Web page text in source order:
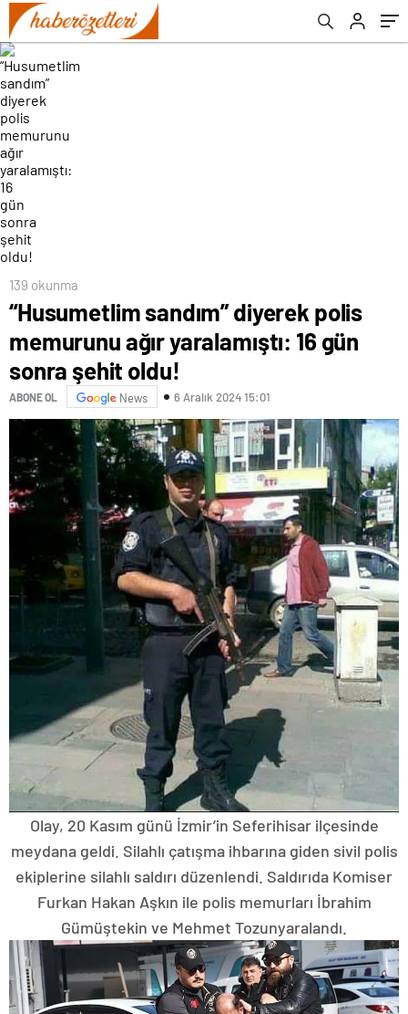
şehit oldu!
139 okunma
“Husumetlim sandım” diyerek polis
memurunu ağır yaralamıştı: 16 gün
sonra şehit oldu!
ABONE OL News 6 Aralık 2024 15:01
Olay, 20 Kasım günü İzmir’in Seferihisar ilçesinde
meydana geldi. Silahlı çatışma ihbarına giden sivil polis
ekiplerine silahlı saldırı düzenlendi. Saldırıda Komiser
Furkan Hakan Aşkın ile polis memurları İbrahim
Gümüştekin ve Mehmet Tozunyaralandı.